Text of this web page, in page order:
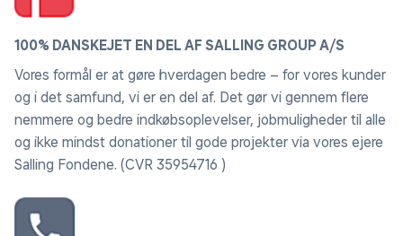
signaldatahastighed
Med mere end 100 % sRGB-farveplads giver denne
skærm naturtro gengivelse af farver med minimal
indsats. Perfekt til fotos, videoer – og alle dine
kreative projekter.
100% DANSKEJET EN DEL AF SALLING GROUP A/S
Vores formål er at gøre hverdagen bedre – for vores kunder
og i det samfund, vi er en del af. Det gør vi gennem flere
nemmere og bedre indkøbsoplevelser, jobmuligheder til alle
og ikke mindst donationer til gode projekter via vores ejere
Salling Fondene. (CVR 35954716 )